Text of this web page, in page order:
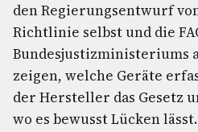
den Regierungsentwurf
Richtlinie selbst und die
Bundesjustizministeriums
zeigen, welche Geräte
der Hersteller das Gesetz
wo es bewusst Lücken lässt.